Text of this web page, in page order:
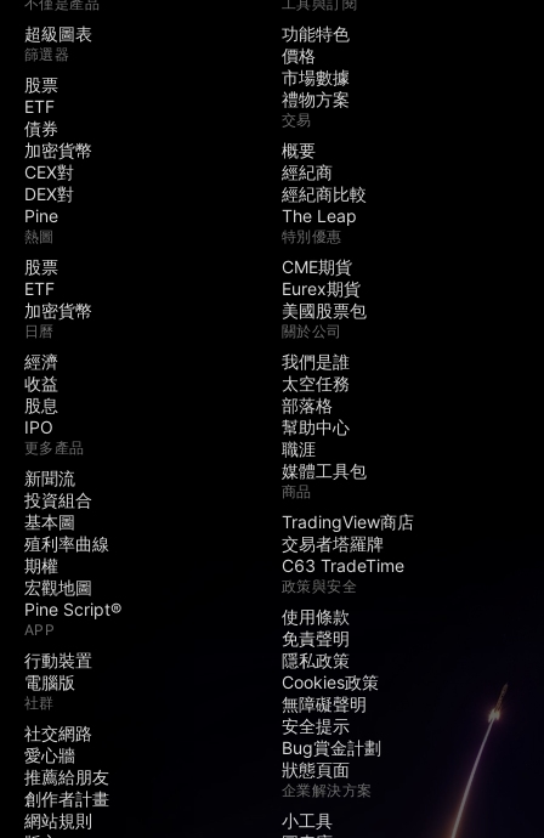
超級圖表
篩選器
股票
ETF
債券
加密貨幣
CEX對
DEX對
Pine
熱圖
股票
ETF
加密貨幣
日曆
經濟
收益
股息
IPO
更多產品
新聞流
投資組合
基本圖
殖利率曲線
期權
宏觀地圖
Pine Script®
APP
行動裝置
電腦版
社群
社交網路
愛心牆
推薦給朋友
創作者計畫
網站規則
功能特色
價格
市場數據
禮物方案
交易
概要
經紀商
經紀商比較
The Leap
特別優惠
CME期貨
Eurex期貨
美國股票包
關於公司
我們是誰
太空任務
部落格
幫助中心
職涯
媒體工具包
商品
TradingView商店
交易者塔羅牌
C63 TradeTime
政策與安全
使用條款
免責聲明
隱私政策
Cookies政策
無障礙聲明
安全提示
Bug賞金計劃
狀態頁面
企業解決方案
小工具